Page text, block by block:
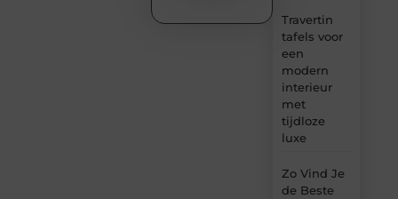
Travertin
tafels voor
een
modern
interieur
met
tijdloze
luxe
Zo Vind Je
de Beste